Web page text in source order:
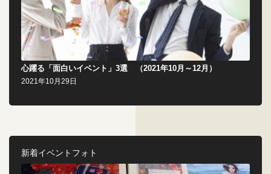
心躍る「面白いイベント」3選 （2021年10月～12月）
2021年10月29日
新着イベントフォト